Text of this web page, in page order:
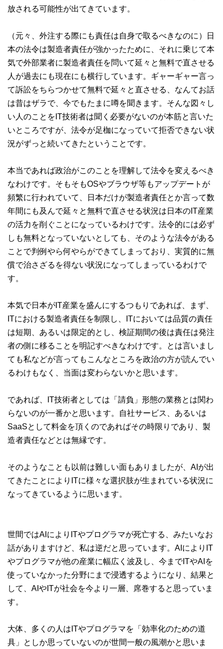
放される可能性が出てきています。
（元々、外注する際にも責任は自身で取るべきなのに）日
本の法令は製造者責任が強かったために、それに乗じて本
気で外部業者に製造者責任を問いて延々と無料で直させる
人が過去にも現在にも横行しています。ギャーギャー言っ
て訴訟をちらつかせて無料で延々と直させる、なんてお話
は昔はザラで、今でもたまに噂を聞きます。そんな図々し
い人のことをIT技術者は聞く必要がないのが本筋と言いた
いところですが、法令が足枷になっていて拒否できない状
況がずっと続いてきたということです。
本当であれば政治がこのことを理解して法令を変えるべき
なわけです。そもそもOSやブラウザ等もアップデートが
頻繁に行われていて、日本だけが製造者責任とか言って数
年間にも及んで延々と無料で直させる状況は日本のIT産業
の活力を削ぐことになっているわけです。法令的には必ず
しも無料となっていないとしても、そのような法令がある
ことで判例やら何やらができてしまっており、実質的に無
償で治さざるを得ない状況になってしまっているわけで
す。
本気で日本がIT産業を盛んにするつもりであれば、まず、
ITにおける製造者責任を制限し、ITにおいては品質の責任
は短期、あるいは限定的とし、検証期間の後は責任は発注
者の側に移ることを明記すべきなわけです。とは言いまし
ても私などが言ってもこんなところを政治の方が読んでい
るわけもなく、当面は変わらないかと思います。
であれば、IT技術者としては「請負」形態の業務とは関わ
らないのが一番かと思います。自社サービス、あるいは
SaaSとして料金を頂くのであればその時限りであり、製
造者責任などとは無縁です。
そのようなことも以前は難しい面もありましたが、AIが出
てきたことによりITに様々な選択肢が生まれている状況に
なってきているように思います。
世間ではAIによりITやプログラマが死亡する、みたいなお
話がありますけど、私は逆だと思っています。AIによりIT
やプログラマが他の産業に幅広く波及し、今までITやAIを
使っていなかった分野にまで浸透するようになり、結果と
して、AIやITが社会を今より一層、席巻すると思っていま
す。
大体、多くの人はITやプログラマを「効率化のための道
具」としか思っていないのが世間一般の風潮かと思いま